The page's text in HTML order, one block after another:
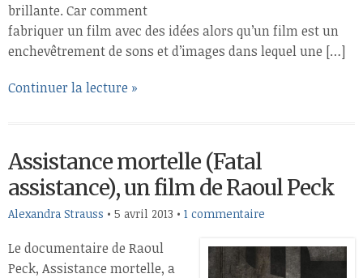
brillante. Car comment
fabriquer un film avec des idées alors qu’un film est un
enchevêtrement de sons et d’images dans lequel une […]
Continuer la lecture »
Assistance mortelle (Fatal
assistance), un film de Raoul Peck
Alexandra Strauss • 5 avril 2013 • 1 commentaire
Le documentaire de Raoul
Peck, Assistance mortelle, a